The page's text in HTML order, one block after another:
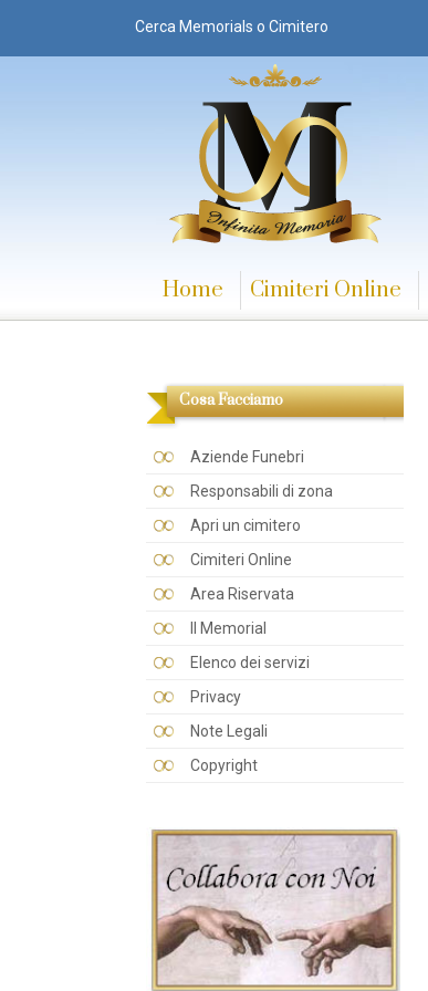
Cerca Memorials o Cimitero
Home Cimiteri Online
Cosa Facciamo
Aziende Funebri
Responsabili di zona
Apri un cimitero
Cimiteri Online
Area Riservata
Il Memorial
Elenco dei servizi
Privacy
Note Legali
Copyright